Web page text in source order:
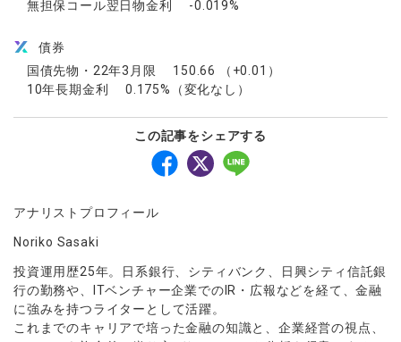
無担保コール翌日物金利 -0.019%
債券
国債先物・22年3月限 150.66 （+0.01）
10年長期金利 0.175%（変化なし）
この記事をシェアする
アナリストプロフィール
Noriko Sasaki
投資運用歴25年。日系銀行、シティバンク、日興シティ信託銀
行の勤務や、ITベンチャー企業でのIR・広報などを経て、金融
に強みを持つライターとして活躍。
これまでのキャリアで培った金融の知識と、企業経営の視点、